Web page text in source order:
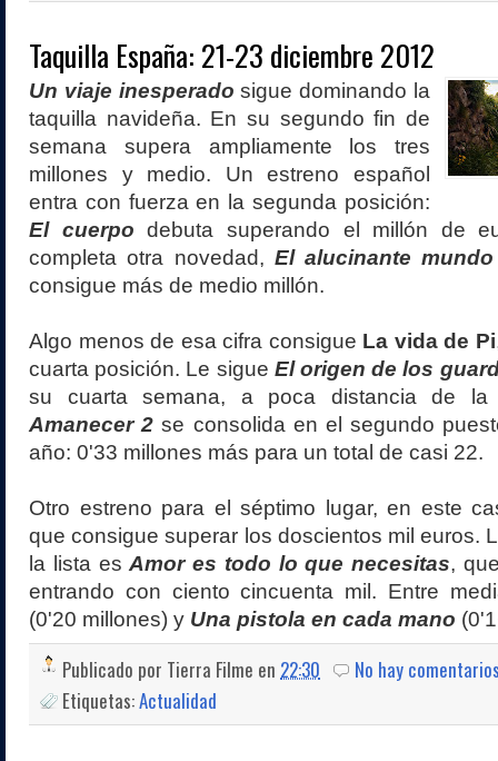
Taquilla España: 21-23 diciembre 2012
Un viaje inesperadosigue dominando la
taquilla navideña. En su segundo fin de
semana supera ampliamente los tres
millones y medio. Un estreno español
entra con fuerza en la segunda posición:
El cuerpo debuta superando el millón de
completa otra novedad, El alucinante
consigue más de medio millón.
Algo menos de esa cifra consigue La vida de Pi
cuarta posición. Le sigue El origen de los
su cuarta semana, a poca distancia de la
Amanecer 2 se consolida en el segundo
año: 0'33 millones más para un total de casi 22.
Otro estreno para el séptimo lugar, en este
que consigue superar los doscientos mil euros.
la lista esAmor es todo lo que necesitas,
entrando con ciento cincuenta mil. Entre
(0'20 millones) y Una pistola en cada mano
Publicado por Tierra Filme en 22:30
No hay
Etiquetas:Actualidad